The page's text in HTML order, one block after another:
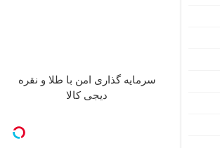
سرمایه گذاری امن با طلا و نقره
دیجی کالا